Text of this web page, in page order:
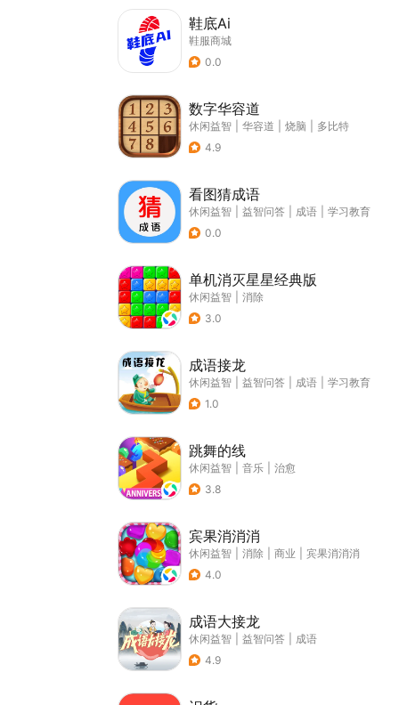
鞋底Ai
鞋服商城
0.0
数字华容道
休闲益智 华容道 烧脑
多比特
4.9
看图猜成语
休闲益智 益智问答 成语
学习教育
0.0
单机消灭星星经典版
休闲益智
消除
3.0
成语接龙
休闲益智 益智问答 成语
学习教育
1.0
跳舞的线
休闲益智 音乐
治愈
3.8
宾果消消消
休闲益智 消除 商业
宾果消消消
4.0
成语大接龙
休闲益智 益智问答
成语
4.9